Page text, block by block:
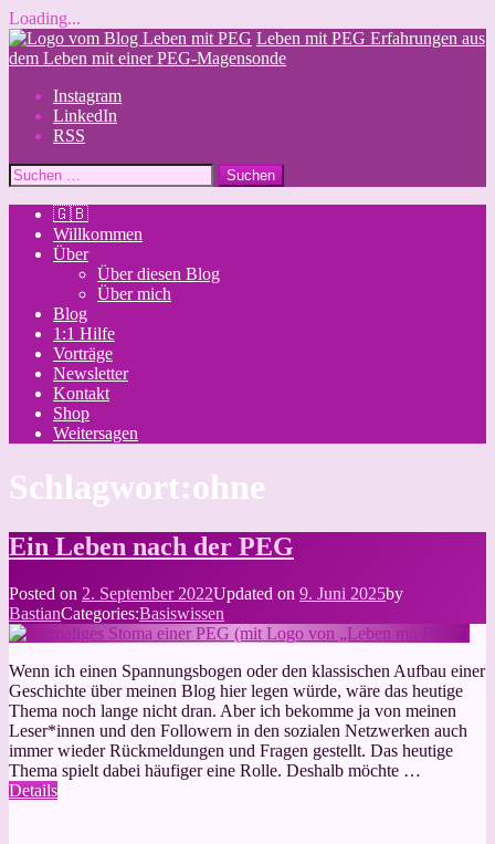
Loading...
Skip
to
Leben mit PEG Erfahrungen aus
dem Leben mit einer PEG-Magensonde
Instagram
LinkedIn
RSS
Suchen
nach:
🇬🇧
Willkommen
Über
Über diesen Blog
Über mich
Blog
1:1 Hilfe
Vorträge
Newsletter
Kontakt
Shop
Weitersagen
Schlagwort:ohne
Ein Leben nach der PEG
Posted on 2. September 2022Updated on 9. Juni 2025by
BastianCategories:Basiswissen
Wenn ich einen Spannungsbogen oder den klassischen Aufbau einer
Geschichte über meinen Blog hier legen würde, wäre das heutige
Thema noch lange nicht dran. Aber ich bekomme ja von meinen
Leser*innen und den Followern in den sozialen Netzwerken auch
immer wieder Rückmeldungen und Fragen gestellt. Das heutige
Thema spielt dabei häufiger eine Rolle. Deshalb möchte …
Details